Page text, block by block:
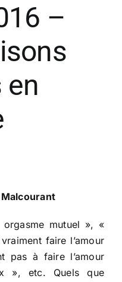
–
en
mutuel », «
faire l’amour
pas à faire l’amour
», etc. Quels que